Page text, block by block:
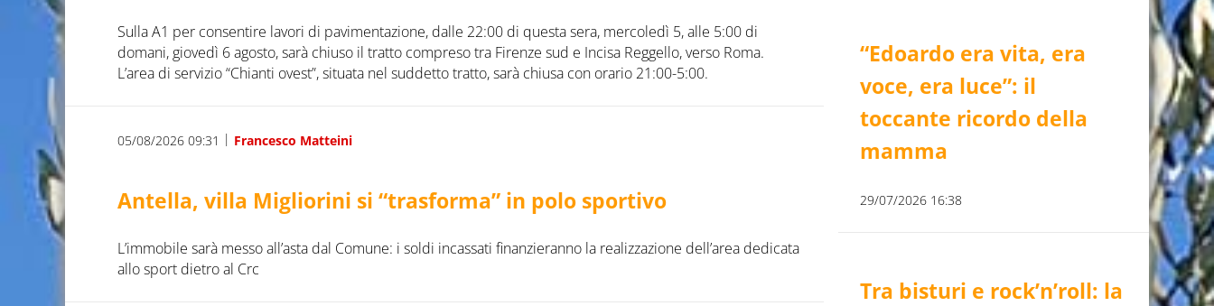
Sulla A1 per consentire lavori di pavimentazione, dalle 22:00 di questa sera, mercoledì 5, alle 5:00 di
domani, giovedì 6 agosto, sarà chiuso il tratto compreso tra Firenze sud e Incisa Reggello, verso Roma.
L’area di servizio “Chianti ovest”, situata nel suddetto tratto, sarà chiusa con orario 21:00-5:00.
05/08/2026 09:31 | Francesco Matteini
Antella, villa Migliorini si “trasforma” in polo sportivo
L’immobile sarà messo all’asta dal Comune: i soldi incassati finanzieranno la realizzazione dell’area dedicata
allo sport dietro al Crc
“Edoardo era vita, era
voce, era luce”: il
toccante ricordo della
mamma
29/07/2026 16:38
Tra bisturi e rock’n’roll: la